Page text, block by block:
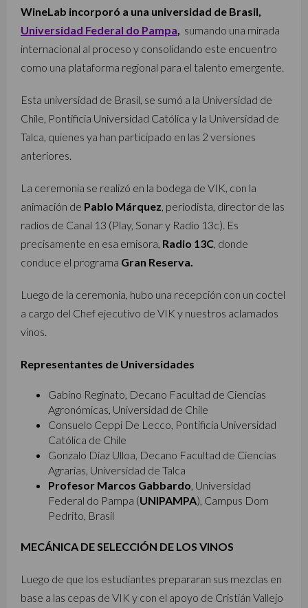
WineLab incorporó a una universidad de Brasil,
Universidad Federal do Pampa
sumando una mirada
internacional al proceso y consolidando este encuentro
como una plataforma regional para el talento emergente.
Esta universidad de Brasil, se sumó a la Universidad de
Chile, Pontificia Universidad Católica y la Universidad de
Talca, quienes ya han participado en las 2 versiones
anteriores.
La ceremonia se realizó en la bodega de VIK, con la
animación de Pablo Márquez , periodista, director de las
radios de Canal 13 (Play, Sonar y Radio 13c). Es
precisamente en esa emisora, Radio 13C , donde
conduce el programa Gran Reserva.
Luego de la ceremonia, hubo una recepción con un coctel
a cargo del Chef ejecutivo de VIK y nuestros aclamados
vinos.
Representantes de Universidades
Gabino Reginato, Decano Facultad de Ciencias
Agronómicas, Universidad de Chile
Consuelo Ceppi De Lecco, Pontificia Universidad
Católica de Chile
Gonzalo Díaz Ulloa, Decano Facultad de Ciencias
Agrarias, Universidad de Talca
Profesor Marcos Gabbardo , Universidad
Federal do Pampa (UNIPAMPA), Campus Dom
Pedrito, Brasil
MECÁNICA DE SELECCIÓN DE LOS VINOS
Luego de que los estudiantes prepararan sus mezclas en
base a las cepas de VIK y con el apoyo de Cristián Vallejo